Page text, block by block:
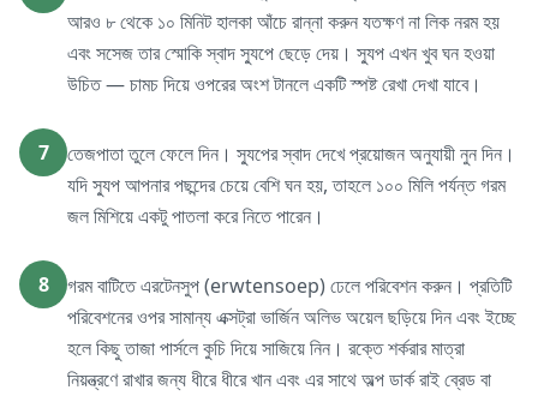
আরও ৮ থেকে ১০ মিনিট হালকা আঁচে রান্না করুন যতক্ষণ না লিক নরম হয়
এবং সসেজ তার স্মোকি স্বাদ স্যুপে ছেড়ে দেয়। স্যুপ এখন খুব ঘন হওয়া
উচিত — চামচ দিয়ে ওপরের অংশ টানলে একটি স্পষ্ট রেখা দেখা যাবে।
7
তেজপাতা তুলে ফেলে দিন। স্যুপের স্বাদ দেখে প্রয়োজন অনুযায়ী নুন দিন।
যদি স্যুপ আপনার পছন্দের চেয়ে বেশি ঘন হয়, তাহলে ১০০ মিলি পর্যন্ত গরম
জল মিশিয়ে একটু পাতলা করে নিতে পারেন।
8
গরম বাটিতে এরটেনসুপ (erwtensoep) ঢেলে পরিবেশন করুন। প্রতিটি
পরিবেশনের ওপর সামান্য এক্সট্রা ভার্জিন অলিভ অয়েল ছড়িয়ে দিন এবং ইচ্ছে
হলে কিছু তাজা পার্সলে কুচি দিয়ে সাজিয়ে নিন। রক্তে শর্করার মাত্রা
নিয়ন্ত্রণে রাখার জন্য ধীরে ধীরে খান এবং এর সাথে অল্প ডার্ক রাই ব্রেড বা